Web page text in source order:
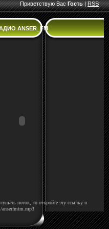
Приветствую Вас Гость|RSS
ANSER_FM
поток, то откройте эту ссылку в
anserfmtm.mp3